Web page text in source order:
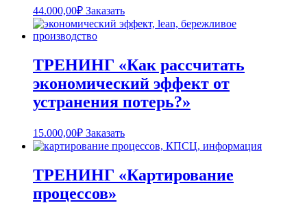
44.000,00₽ Заказать
ТРЕНИНГ «Как рассчитать
экономический эффект от
устранения потерь?»
15.000,00₽ Заказать
ТРЕНИНГ «Картирование
процессов»